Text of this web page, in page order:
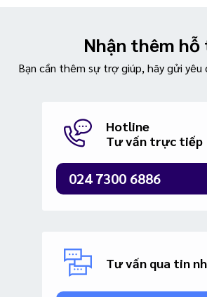
Nhận thêm
Bạn cần thêm sự trợ giúp, hãy gửi yêu
Hotline
Tư vấn trực tiếp
024 7300 6886
Tư vấn qua tin